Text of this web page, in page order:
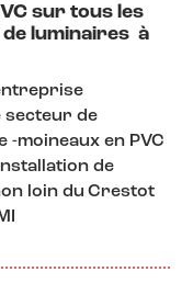
sur tous les
luminaires à
secteur de
moineaux en PVC
de
loin du Crestot